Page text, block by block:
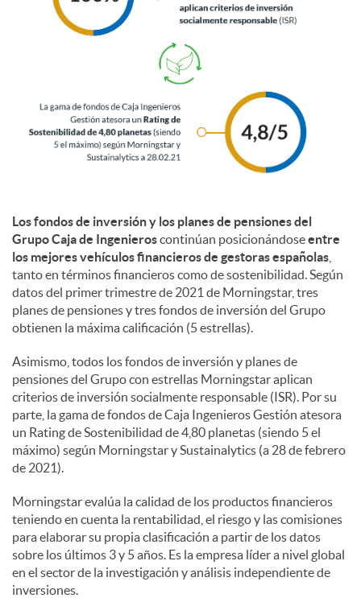
s
Los fondos de inversión y los planes de pensiones del
Grupo Caja de Ingenieroscontinúan posicionándoseentre
los mejores vehículos financieros de gestoras españolas
tanto en términos financieros como de sostenibilidad. Según
datos del primer trimestre de 2021 de Morningstar, tres
planes de pensiones y tres fondos de inversión del Grupo
obtienen la máxima calificación (5 estrellas).
Asimismo, todos los fondos de inversión y planes de
pensiones del Grupo con estrellas Morningstar aplican
criterios de inversión socialmente responsable (ISR). Por su
parte, la gama de fondos de Caja Ingenieros Gestión atesora
un Rating de Sostenibilidad de 4,80 planetas (siendo 5 el
máximo) según Morningstar y Sustainalytics (a 28 de febrero
de 2021).
Morningstar evalúa la calidad de los productos financieros
teniendo en cuenta la rentabilidad, el riesgo y las comisiones
para elaborar su propia clasificación a partir de los datos
sobre los últimos 3 y 5 años. Es la empresa líder a nivel global
en el sector de la investigación y análisis independiente de
inversiones.